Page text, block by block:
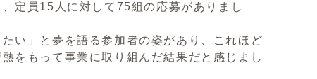
定員15人に対して75組の応募がありまし
い」と夢を語る参加者の姿があり、これほど
をもって事業に取り組んだ結果だと感じまし